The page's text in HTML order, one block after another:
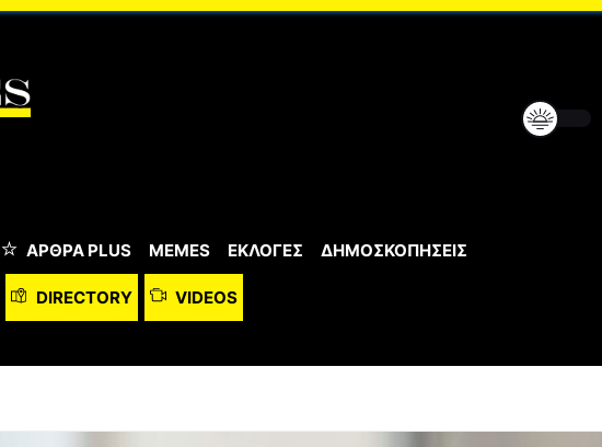
ΆΡΘΡΑ PLUS MEMES ΕΚΛΟΓΕΣ ΔΗΜΟΣΚΟΠΗΣΕΙΣ
DIRECTORY VIDEOS